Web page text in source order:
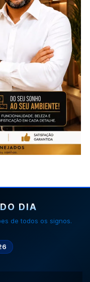
DIA
de todos os signos.